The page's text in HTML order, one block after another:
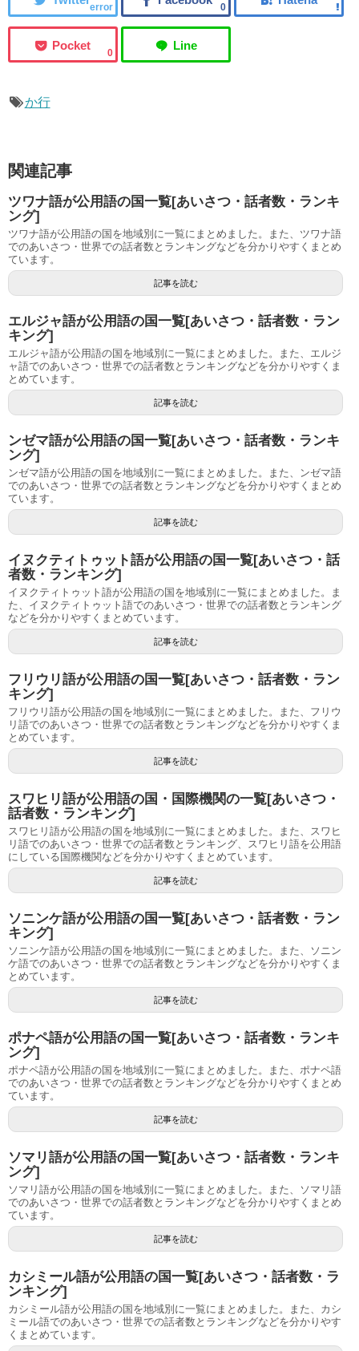
error 0
0
か行
関連記事
ツワナ語が公用語の国一覧[あいさつ・話者数・ランキ
ング]
ツワナ語が公用語の国を地域別に一覧にまとめました。また、ツワナ語
でのあいさつ・世界での話者数とランキングなどを分かりやすくまとめ
ています。
記事を読む
エルジャ語が公用語の国一覧[あいさつ・話者数・ラン
キング]
エルジャ語が公用語の国を地域別に一覧にまとめました。また、エルジ
ャ語でのあいさつ・世界での話者数とランキングなどを分かりやすくま
とめています。
記事を読む
ンゼマ語が公用語の国一覧[あいさつ・話者数・ランキ
ング]
ンゼマ語が公用語の国を地域別に一覧にまとめました。また、ンゼマ語
でのあいさつ・世界での話者数とランキングなどを分かりやすくまとめ
ています。
記事を読む
イヌクティトゥット語が公用語の国一覧[あいさつ・話
者数・ランキング]
イヌクティトゥット語が公用語の国を地域別に一覧にまとめました。ま
た、イヌクティトゥット語でのあいさつ・世界での話者数とランキング
などを分かりやすくまとめています。
記事を読む
フリウリ語が公用語の国一覧[あいさつ・話者数・ラン
キング]
フリウリ語が公用語の国を地域別に一覧にまとめました。また、フリウ
リ語でのあいさつ・世界での話者数とランキングなどを分かりやすくま
とめています。
記事を読む
スワヒリ語が公用語の国・国際機関の一覧[あいさつ・
話者数・ランキング]
スワヒリ語が公用語の国を地域別に一覧にまとめました。また、スワヒ
リ語でのあいさつ・世界での話者数とランキング、スワヒリ語を公用語
にしている国際機関などを分かりやすくまとめています。
記事を読む
ソニンケ語が公用語の国一覧[あいさつ・話者数・ラン
キング]
ソニンケ語が公用語の国を地域別に一覧にまとめました。また、ソニン
ケ語でのあいさつ・世界での話者数とランキングなどを分かりやすくま
とめています。
記事を読む
ポナペ語が公用語の国一覧[あいさつ・話者数・ランキ
ング]
ポナペ語が公用語の国を地域別に一覧にまとめました。また、ポナペ語
でのあいさつ・世界での話者数とランキングなどを分かりやすくまとめ
ています。
記事を読む
ソマリ語が公用語の国一覧[あいさつ・話者数・ランキ
ング]
ソマリ語が公用語の国を地域別に一覧にまとめました。また、ソマリ語
でのあいさつ・世界での話者数とランキングなどを分かりやすくまとめ
ています。
記事を読む
カシミール語が公用語の国一覧[あいさつ・話者数・ラ
ンキング]
カシミール語が公用語の国を地域別に一覧にまとめました。また、カシ
ミール語でのあいさつ・世界での話者数とランキングなどを分かりやす
くまとめています。